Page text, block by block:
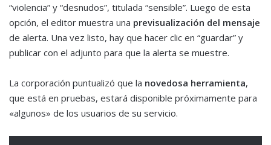
“violencia” y “desnudos”, titulada “sensible”. Luego de esta
opción, el editor muestra una previsualización del mensaje
de alerta. Una vez listo, hay que hacer clic en “guardar” y
publicar con el adjunto para que la alerta se muestre.
La corporación puntualizó que la novedosa herramienta,
que está en pruebas, estará disponible próximamente para
«algunos» de los usuarios de su servicio.